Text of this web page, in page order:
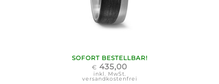
SOFORT BESTELLBAR!
€ 435,00
inkl. MwSt.
versandkostenfrei